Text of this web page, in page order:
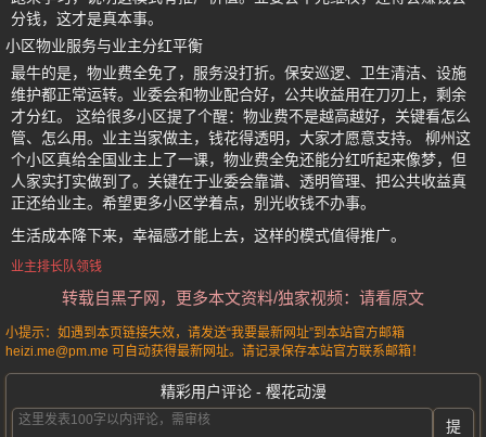
分钱，这才是真本事。
小区物业服务与业主分红平衡
最牛的是，物业费全免了，服务没打折。保安巡逻、卫生清洁、设施
维护都正常运转。业委会和物业配合好，公共收益用在刀刃上，剩余
才分红。 这给很多小区提了个醒：物业费不是越高越好，关键看怎么
管、怎么用。业主当家做主，钱花得透明，大家才愿意支持。 柳州这
个小区真给全国业主上了一课，物业费全免还能分红听起来像梦，但
人家实打实做到了。关键在于业委会靠谱、透明管理、把公共收益真
正还给业主。希望更多小区学着点，别光收钱不办事。
生活成本降下来，幸福感才能上去，这样的模式值得推广。
业主排长队领钱
转载自黑子网，更多本文资料/独家视频：请看原文
小提示：如遇到本页链接失效，请发送“我要最新网址”到本站官方邮箱
heizi.me@pm.me 可自动获得最新网址。请记录保存本站官方联系邮箱！
精彩用户评论 - 樱花动漫
提